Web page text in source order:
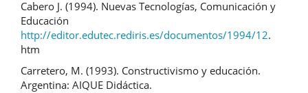
Cabero J. (1994). Nuevas Tecnologías, Comunicación y
Educación
http://editor.edutec.rediris.es/documentos/1994/12.
htm
Carretero, M. (1993). Constructivismo y educación.
Argentina: AIQUE Didáctica.